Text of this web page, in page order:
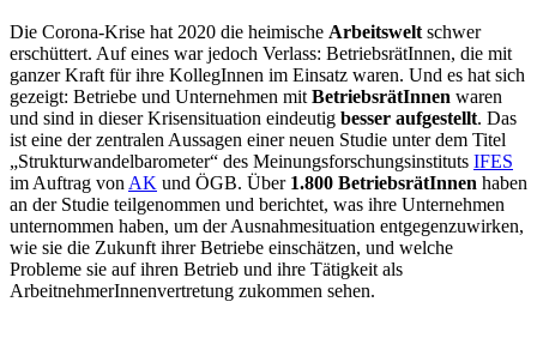
Die Corona-Krise hat 2020 die heimische Arbeitswelt schwer
erschüttert. Auf eines war jedoch Verlass: BetriebsrätInnen, die mit
ganzer Kraft für ihre KollegInnen im Einsatz waren. Und es hat sich
gezeigt: Betriebe und Unternehmen mit BetriebsrätInnen waren
und sind in dieser Krisensituation eindeutig besser aufgestellt. Das
ist eine der zentralen Aussagen einer neuen Studie unter dem Titel
„Strukturwandelbarometer“ des Meinungsforschungsinstituts IFES
im Auftrag von AK und ÖGB. Über 1.800 BetriebsrätInnen haben
an der Studie teilgenommen und berichtet, was ihre Unternehmen
unternommen haben, um der Ausnahmesituation entgegenzuwirken,
wie sie die Zukunft ihrer Betriebe einschätzen, und welche
Probleme sie auf ihren Betrieb und ihre Tätigkeit als
ArbeitnehmerInnenvertretung zukommen sehen.